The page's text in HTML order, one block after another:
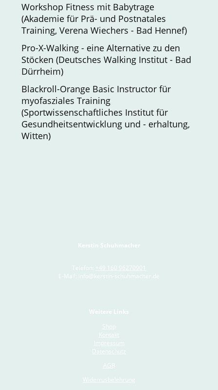
Workshop Fitness mit Babytrage
(Akademie für Prä- und Postnatales
Training, Verena Wiechers - Bad Hennef)
Pro-X-Walking - eine Alternative zu den
Stöcken (Deutsches Walking Institut - Bad
Dürrheim)
Blackroll-Orange Basic Instructor für
myofasziales Training
(Sportwissenschaftliches Institut für
Gesundheitsentwicklung und - erhaltung,
Witten)
Kerstin Schuhmacher
Telefon: +49 160 96270901
E-Mail: info@kerstin-schuhmacher.de
Weitere Links
Shop
Kontakt
Impressum
Datenschutz
AGB
Widerrusbelehrung